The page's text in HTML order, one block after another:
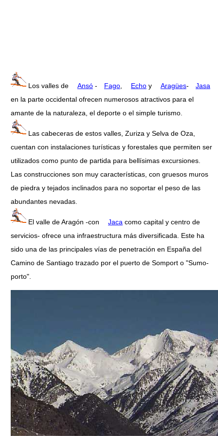
Los valles de Ansó - Fago, Echo y Aragües-
Jasa
en la parte occidental ofrecen numerosos atractivos para el
amante de la naturaleza, el deporte o el simple turismo.
Las cabeceras de estos valles, Zuriza y Selva de Oza,
cuentan con instalaciones turísticas y forestales que permiten ser
utilizados como punto de partida para bellísimas excursiones.
Las construcciones son muy características, con gruesos muros
de piedra y tejados inclinados para no soportar el peso de las
abundantes nevadas.
El valle de Aragón -con Jaca como capital y centro de
servicios- ofrece una infraestructura más diversificada. Este ha
sido una de las principales vías de penetración en España del
Camino de Santiago trazado por el puerto de Somport o "Sumo-
porto".